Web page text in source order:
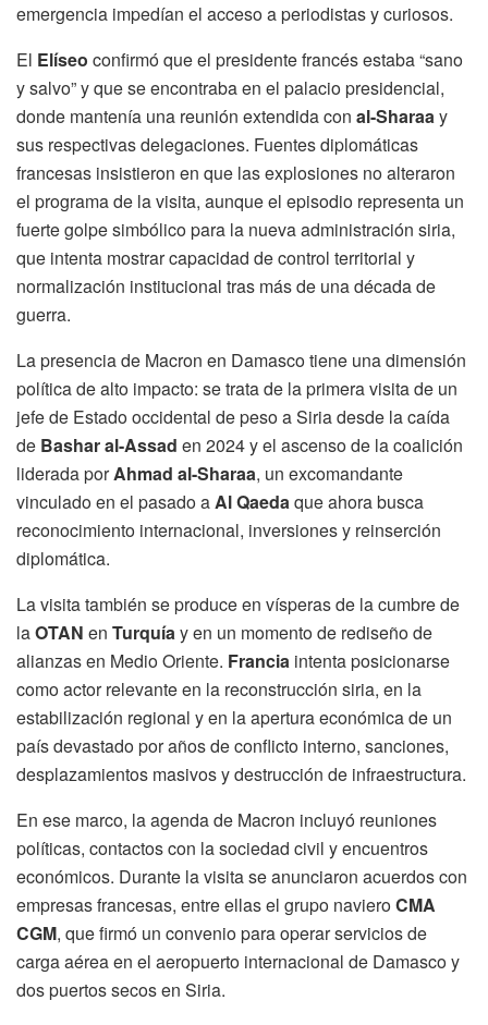
emergencia impedían el acceso a periodistas y curiosos.
El Elíseo confirmó que el presidente francés estaba “sano
y salvo” y que se encontraba en el palacio presidencial,
donde mantenía una reunión extendida con al-Sharaay
sus respectivas delegaciones. Fuentes diplomáticas
francesas insistieron en que las explosiones no alteraron
el programa de la visita, aunque el episodio representa un
fuerte golpe simbólico para la nueva administración siria,
que intenta mostrar capacidad de control territorial y
normalización institucional tras más de una década de
guerra.
La presencia de Macron en Damasco tiene una dimensión
política de alto impacto: se trata de la primera visita de un
jefe de Estado occidental de peso a Siria desde la caída
de Bashar al-Assad en 2024 y el ascenso de la coalición
liderada porAhmad al-Sharaa, un excomandante
vinculado en el pasado aAl Qaedaque ahora busca
reconocimiento internacional, inversiones y reinserción
diplomática.
La visita también se produce en vísperas de la cumbre de
laOTAN en Turquíay en un momento de rediseño de
alianzas en Medio Oriente. Francia intenta posicionarse
como actor relevante en la reconstrucción siria, en la
estabilización regional y en la apertura económica de un
país devastado por años de conflicto interno, sanciones,
desplazamientos masivos y destrucción de infraestructura.
En ese marco, la agenda de Macron incluyó reuniones
políticas, contactos con la sociedad civil y encuentros
económicos. Durante la visita se anunciaron acuerdos con
empresas francesas, entre ellas el grupo navieroCMA
CGM, que firmó un convenio para operar servicios de
carga aérea en el aeropuerto internacional de Damasco y
dos puertos secos en Siria.